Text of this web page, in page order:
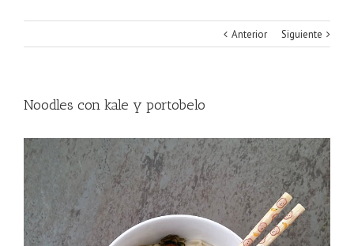
Anterior Siguiente
Noodles con kale y portobelo